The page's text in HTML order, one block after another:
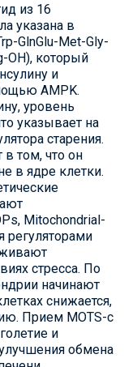
из 16
указана в
GlnGlu-Met-Gly-
OH), который
и
AMPK.
уровень
указывает на
старения.
в том, что он
в ядре клетки.
Mitochondrial-
регуляторами
стресса. По
начинают
снижается,
Прием MOTS-c
и
обмена